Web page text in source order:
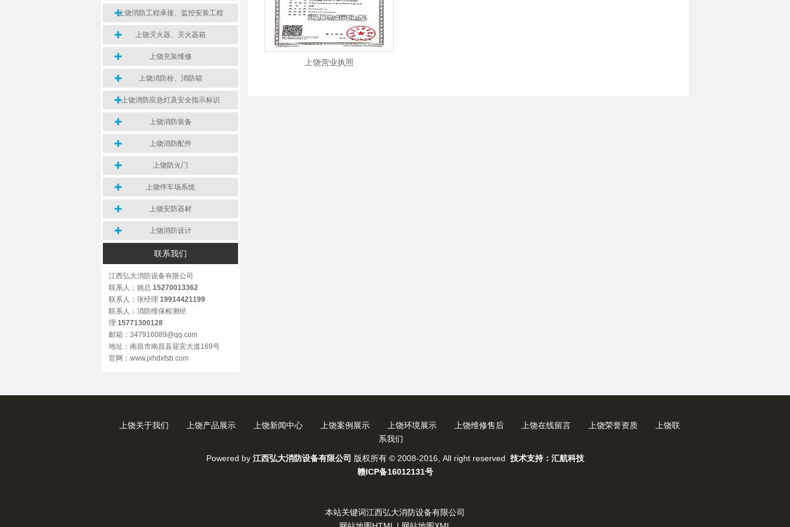
上饶营业执照
上饶消防工程承接、监控安装工程
上饶灭火器、灭火器箱
上饶充装维修
上饶消防栓、消防箱
上饶消防应急灯及安全指示标识
上饶消防装备
上饶消防配件
上饶防火门
上饶停车场系统
上饶安防器材
上饶消防设计
联系我们
江西弘大消防设备有限公司
联系人：姚总 15270013362
联系人：张经理 19914421199
联系人：消防维保检测经
理 15771300128
邮箱：347916089@qq.com
地址：南昌市南昌县迎宾大道169号
官网：www.jxhdxfsb.com
上饶关于我们 上饶产品展示 上饶新闻中心 上饶案例展示 上饶环境展示 上饶维修售后 上饶在线留言 上饶荣誉资质
上饶联
系我们
Powered by 江西弘大消防设备有限公司 版权所有 © 2008-2016, All right reserved 技术支持：汇航科技
赣ICP备16012131号
本站关键词江西弘大消防设备有限公司